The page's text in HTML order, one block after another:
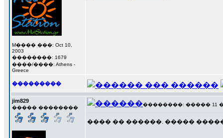
M���� ���: Oct 10,
2003
��������: 1679
����/����: Athens -
Greece
���������
jim829
����� ��������
��������: ����� 11
���� �� ������. ����� �����